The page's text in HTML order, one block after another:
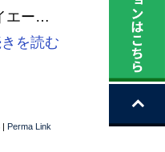
エー…
を読む
| Perma Link